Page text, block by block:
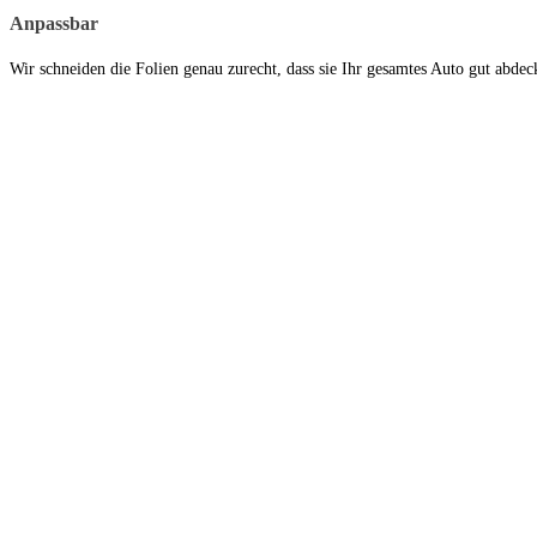
Anpassbar
Wir schneiden die Folien genau zurecht, dass sie Ihr gesamtes Auto gut